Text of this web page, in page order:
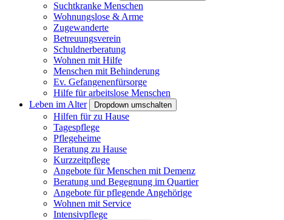
Suchtkranke Menschen
Wohnungslose & Arme
Zugewanderte
Betreuungsverein
Schuldnerberatung
Wohnen mit Hilfe
Menschen mit Behinderung
Ev. Gefangenenfürsorge
Hilfe für arbeitslose Menschen
Leben im Alter
Dropdown umschalten
Hilfen für zu Hause
Tagespflege
Pflegeheime
Beratung zu Hause
Kurzzeitpflege
Angebote für Menschen mit Demenz
Beratung und Begegnung im Quartier
Angebote für pflegende Angehörige
Wohnen mit Service
Intensivpflege